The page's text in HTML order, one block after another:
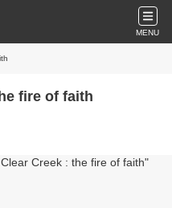
MENU
de Clear Creek : the fire of faith